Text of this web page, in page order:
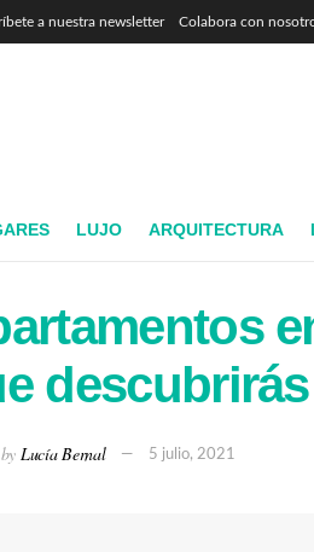
a nuestra newsletter Colabora con
LUJO ARQUITECTURA
by Lucía Bernal 5 julio, 2021